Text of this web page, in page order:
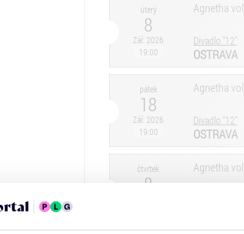
úterý
8
Zář. 2026
19:00
Agnetha
Divadlo "12"
OSTRAVA
pátek
18
Zář. 2026
19:00
Agnetha
Divadlo "12"
OSTRAVA
čtvrtek
8
Agnetha